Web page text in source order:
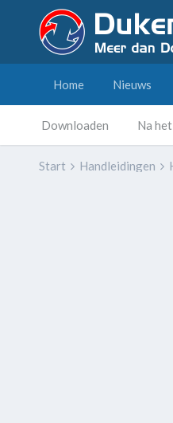
Home Nieuws
Downloaden Na
Start Handleidingen